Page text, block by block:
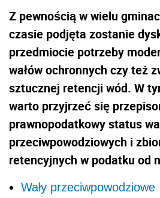
Z pewnością w wielu
czasie podjęta zostanie
przedmiocie potrzeby
wałów ochronnych czy też
sztucznej retencji wód. W
warto przyjrzeć się
prawnopodatkowy status
przeciwpowodziowych i
retencyjnych w podatku od
Wały przeciwpowodziowe